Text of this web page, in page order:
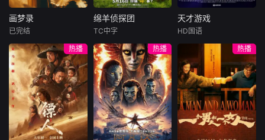
天罡化身规则制定
者。各路诡异强者
匍匐在他脚下，人
类终将站在诡异末
世的巅峰。
会、守望者、鲜血
军团等各方势力
中，成为北境霸
主，实现“全民大师
时代”，在冰封末世
中打造出集农业、
工业、魔法、科技
于一体的完美领
地。
画梦录
林柏叡
民国的上海滩，身
怀绝技的孤女画师
许雁真，意外与身
陷危局的融汇银行
总账姜心羽产生交
集。姜心羽遭人陷
画梦录
已完结
绵羊侦探团
尼可拉斯·博朗
尼古拉斯·加利齐纳
牧羊人乔治
（休·杰克曼饰）最
爱给羊群读侦探小
说，没想到自己有
一天会离奇死亡。
绵羊侦探团
TC中字
天才游戏
李蔓瑄
穷途末路的天才少
年刘全龙（彭昱畅
饰），被偏执富家
公子陈伦（丁禹兮
饰）选中，被迫踏
入一场为他量身打
天才游戏
HD国语
热播
热播 热播